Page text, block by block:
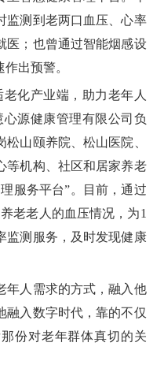
监测到老两口血压、心率
医；也曾通过智能烟感设
出预警。
化产业端，助力老年人
源健康管理有限公司负
山颐养院、松山医院、
等机构、社区和居家养老
服务平台”。目前，通过
老老人的血压情况，为1
监测服务，及时发现健康
人需求的方式，融入他
融入数字时代，靠的不仅
份对老年群体真切的关